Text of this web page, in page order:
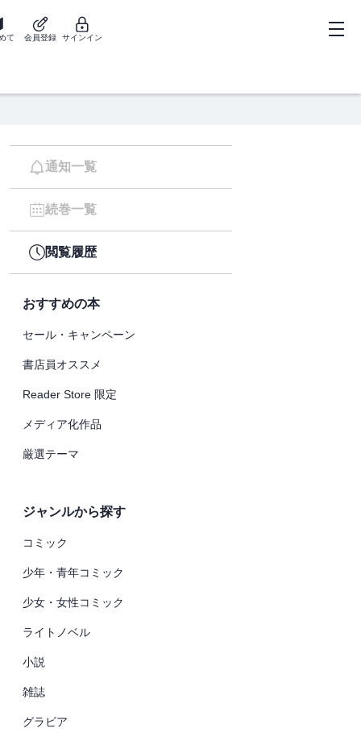
て 会員登録 サインイン
通知一覧
続巻一覧
閲覧履歴
おすすめの本
セール・キャンペーン
書店員オススメ
Reader Store 限定
メディア化作品
厳選テーマ
ジャンルから探す
コミック
少年・青年コミック
少女・女性コミック
ライトノベル
小説
雑誌
グラビア